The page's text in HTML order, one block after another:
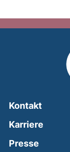
Kontakt
Karriere
Presse